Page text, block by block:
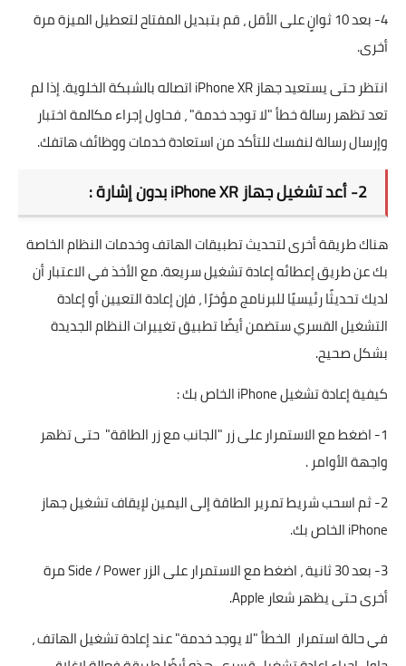
4- بعد 10 ثوانٍ على الأقل ، قم بتبديل المفتاح لتعطيل الميزة مرة
أخرى.
انتظر حتى يستعيد جهاز iPhone XR اتصاله بالشبكة الخلوية. إذا لم
تعد تظهر رسالة خطأ "لا توجد خدمة" ، فحاول إجراء مكالمة اختبار
وإرسال رسالة لنفسك للتأكد من استعادة خدمات ووظائف هاتفك.
2- أعد تشغيل جهاز iPhone XR بدون إشارة :
هناك طريقة أخرى لتحديث تطبيقات الهاتف وخدمات النظام الخاصة
بك عن طريق إعطائه إعادة تشغيل سريعة. مع الأخذ في الاعتبار أن
لديك تحديثًا رئيسيًا للبرنامج مؤخرًا ، فإن إعادة التعيين أو إعادة
التشغيل القسري ستضمن أيضًا تطبيق تغييرات النظام الجديدة
بشكل صحيح.
كيفية إعادة تشغيل iPhone الخاص بك :
1- اضغط مع الاستمرار على زر "الجانب مع زر الطاقة" حتى تظهر
واجهة الأوامر .
2- ثم اسحب شريط تمرير الطاقة إلى اليمين لإيقاف تشغيل جهاز
iPhone الخاص بك.
3- بعد 30 ثانية ، اضغط مع الاستمرار على الزر Side / Power مرة
أخرى حتى يظهر شعار Apple.
في حالة استمرار الخطأ "لا يوجد خدمة" عند إعادة تشغيل الهاتف ،